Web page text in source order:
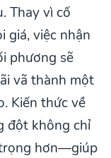
Thay vì cố
giá, việc nhận
phương sẽ
vã thành một
Kiến thức về
đột không chỉ
hơn—giúp